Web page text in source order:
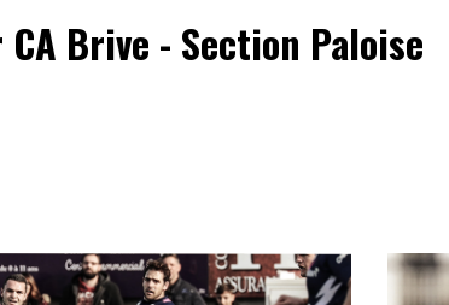
Brive - Section Paloise